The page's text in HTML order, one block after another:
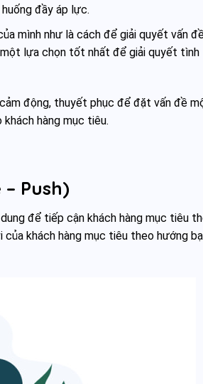
đầy áp lực.
mình như là cách để giải quyết vấn
một lựa chọn tốt nhất để giải quyết tình
động, thuyết phục để đặt vấn đề
hàng mục tiêu.
Push)
để tiếp cận khách hàng mục tiêu
của khách hàng mục tiêu theo hướng